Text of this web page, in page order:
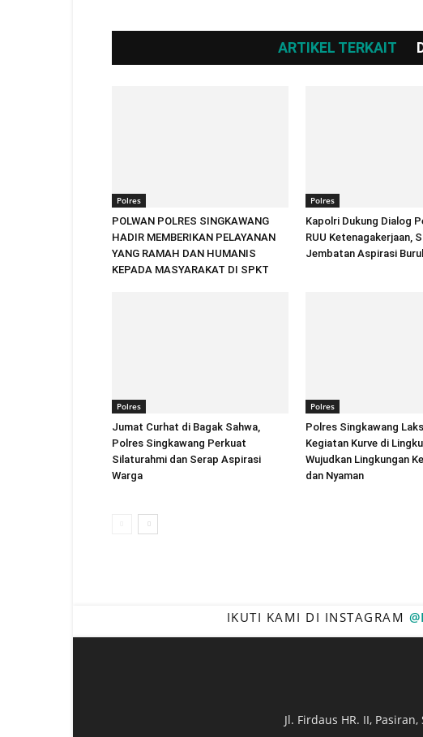
ARTIKEL TERKAIT
Polres
POLWAN POLRES SINGKAWANG
HADIR MEMBERIKAN PELAYANAN
YANG RAMAH DAN HUMANIS
KEPADA MASYARAKAT DI SPKT
Polres
Kapolri Dukung Dialog
RUU Ketenagakerjaan,
Jembatan Aspirasi
Polres
Jumat Curhat di Bagak Sahwa,
Polres Singkawang Perkuat
Silaturahmi dan Serap Aspirasi
Warga
Polres
Polres Singkawang
Kegiatan Kurve di
Wujudkan Lingkungan
dan Nyaman
IKUTI KAMI DI INSTAGRAM
Jl. Firdaus HR. II,